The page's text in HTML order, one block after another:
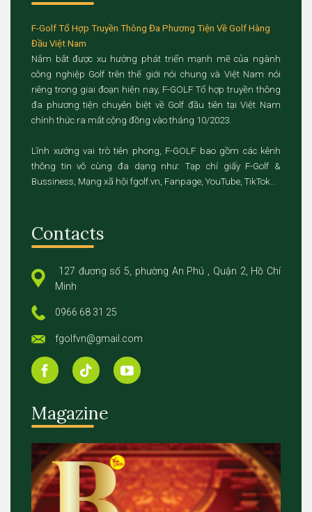
F-Golf Tổ Hợp Truyền Thông Đa Phương Tiện Về Golf Hàng
Đầu Việt Nam
Nắm bắt được xu hướng phát triển mạnh mẽ của ngành
công nghiệp Golf trên thế giới nói chung và Việt Nam nói
riêng trong giai đoạn hiện nay, F-GOLF Tổ hợp truyền thông
đa phương tiện chuyên biệt về Golf đầu tiên tại Việt Nam
chính thức ra mắt cộng đồng vào tháng 10/2023.
Lĩnh xướng vai trò tiên phong, F-GOLF bao gồm các kênh
thông tin vô cùng đa dạng như: Tạp chí giấy F-Golf &
Bussiness, Mạng xã hội fgolf.vn, Fanpage, YouTube, TikTok...
Contacts
127 đương số 5, phường An Phú , Quận 2, Hồ Chí
Minh
0966 68 31 25
fgolfvn@gmail.com
Magazine